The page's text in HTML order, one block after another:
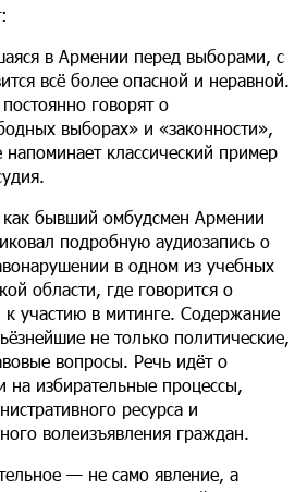
в Армении перед выборами, с
всё более опасной и неравной.
говорят о
выборах» и «законности»,
напоминает классический пример
бывший омбудсмен Армении
подробную аудиозапись о
в одном из учебных
области, где говорится о
участию в митинге. Содержание
не только политические,
вопросы. Речь идёт о
на избирательные процессы,
ресурса и
волеизъявления граждан.
— не само явление, а